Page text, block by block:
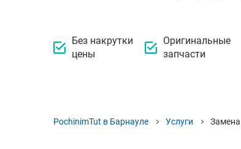
Без накрутки
цены
Оригинальные
запчасти
PochinimTut в Барнауле Услуги